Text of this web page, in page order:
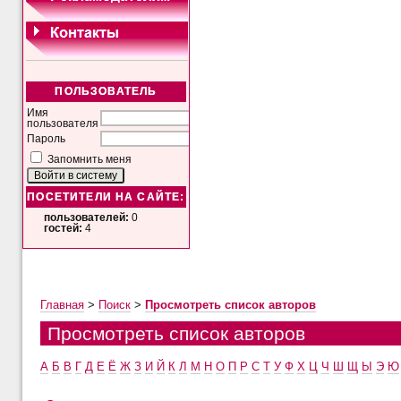
ПОЛЬЗОВАТЕЛЬ
Имя
пользователя
Пароль
Запомнить меня
ПОСЕТИТЕЛИ НА САЙТЕ:
пользователей: 0
гостей: 4
Главная> Поиск> Просмотреть список авторов
Просмотреть список авторов
А Б В Г Д Е Ё Ж З И Й К Л М Н О П Р С Т У Ф Х Ч Ы Э Ю